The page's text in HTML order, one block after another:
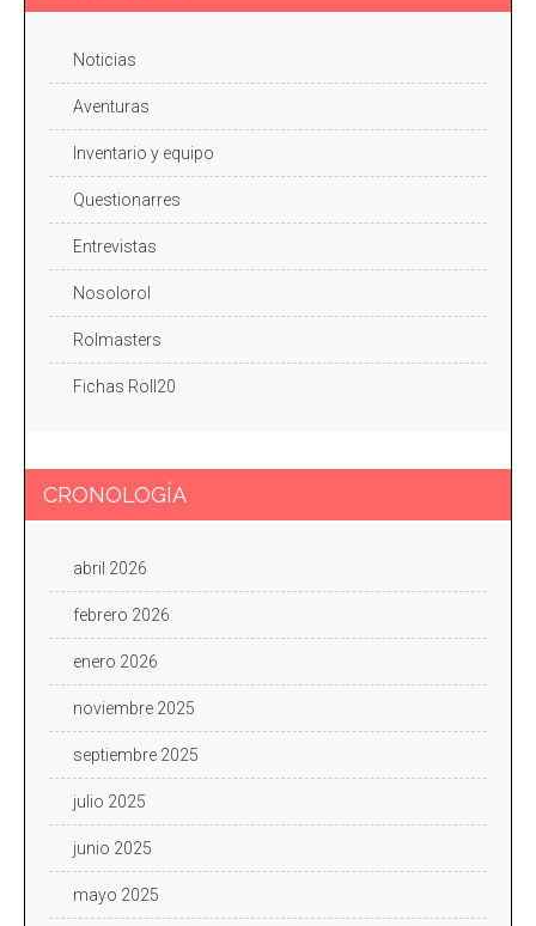
Noticias
Aventuras
Inventario y equipo
Questionarres
Entrevistas
Nosolorol
Rolmasters
Fichas Roll20
CRONOLOGÍA
abril 2026
febrero 2026
enero 2026
noviembre 2025
septiembre 2025
julio 2025
junio 2025
mayo 2025